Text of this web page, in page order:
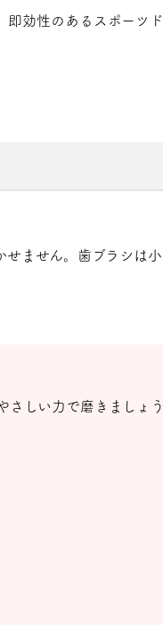
効性のあるスポーツ
ません。歯ブラシは
しい力で磨きましょう